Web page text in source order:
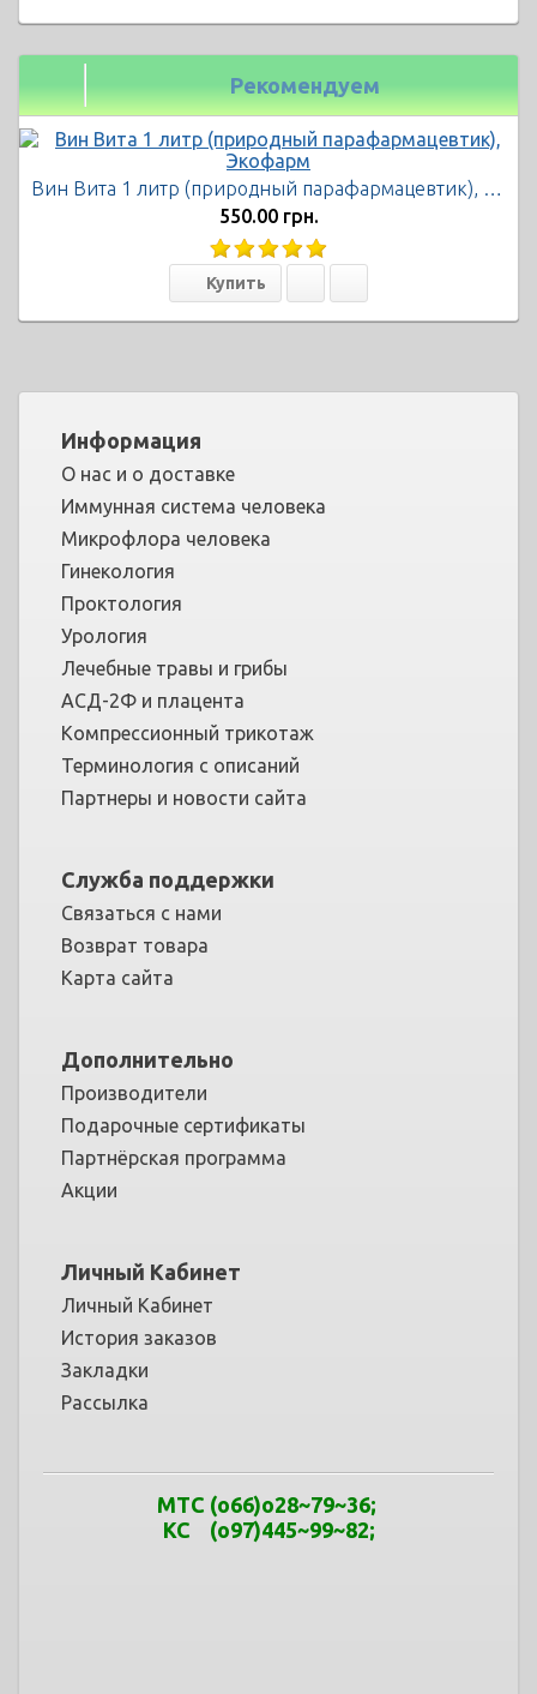
Рекомендуем
Вин Вита 1 литр (природный парафармацевтик), Экофарм
550.00 грн.
Информация
О нас и о доставке
Иммунная система человека
Микрофлора человека
Гинекология
Проктология
Урология
Лечебные травы и грибы
АСД-2Ф и плацента
Компрессионный трикотаж
Терминология с описаний
Партнеры и новости сайта
Служба поддержки
Связаться с нами
Возврат товара
Карта сайта
Дополнительно
Производители
Подарочные сертификаты
Партнёрская программа
Акции
Личный Кабинет
Личный Кабинет
История заказов
Закладки
Рассылка
МТС (o66)o28~79~36;
КС (o97)445~99~82;